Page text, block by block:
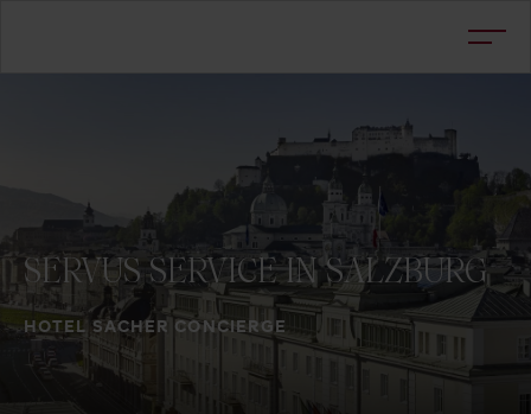
HOTEL SACHER CONCIERGE
SERVUS SERVICE IN SALZBURG